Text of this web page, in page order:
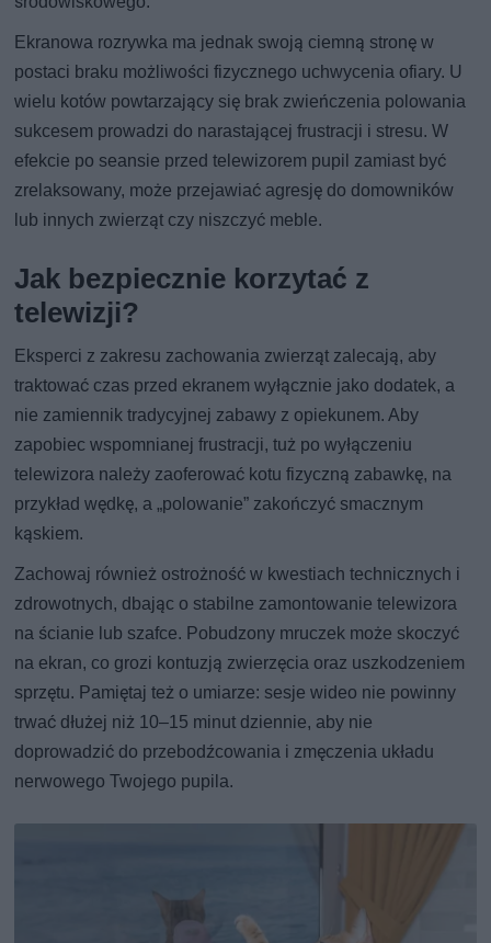
Ekranowa rozrywka ma jednak swoją ciemną stronę w
postaci braku możliwości fizycznego uchwycenia ofiary. U
wielu kotów powtarzający się brak zwieńczenia polowania
sukcesem prowadzi do narastającej frustracji i stresu. W
efekcie po seansie przed telewizorem pupil zamiast być
zrelaksowany, może przejawiać agresję do domowników
lub innych zwierząt czy niszczyć meble.
Jak bezpiecznie korzytać z
telewizji?
Eksperci z zakresu zachowania zwierząt zalecają, aby
traktować czas przed ekranem wyłącznie jako dodatek, a
nie zamiennik tradycyjnej zabawy z opiekunem. Aby
zapobiec wspomnianej frustracji, tuż po wyłączeniu
telewizora należy zaoferować kotu fizyczną zabawkę, na
przykład wędkę, a „polowanie” zakończyć smacznym
kąskiem.
Zachowaj również ostrożność w kwestiach technicznych i
zdrowotnych, dbając o stabilne zamontowanie telewizora
na ścianie lub szafce. Pobudzony mruczek może skoczyć
na ekran, co grozi kontuzją zwierzęcia oraz uszkodzeniem
sprzętu. Pamiętaj też o umiarze: sesje wideo nie powinny
trwać dłużej niż 10–15 minut dziennie, aby nie
doprowadzić do przebodźcowania i zmęczenia układu
nerwowego Twojego pupila.